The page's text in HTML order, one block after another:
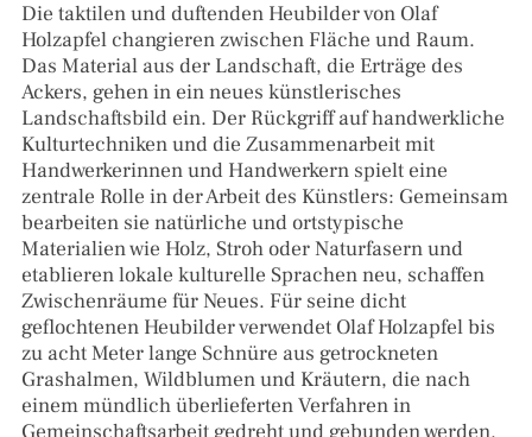
Die taktilen und duftenden Heubilder von Olaf
Holzapfel changieren zwischen Fläche und Raum.
Das Material aus der Landschaft, die Erträge des
Ackers, gehen in ein neues künstlerisches
Landschaftsbild ein. Der Rückgriff auf handwerkliche
Kulturtechniken und die Zusammenarbeit mit
Handwerkerinnen und Handwerkern spielt eine
zentrale Rolle in der Arbeit des Künstlers: Gemeinsam
bearbeiten sie natürliche und ortstypische
Materialien wie Holz, Stroh oder Naturfasern und
etablieren lokale kulturelle Sprachen neu, schaffen
Zwischenräume für Neues. Für seine dicht
geflochtenen Heubilder verwendet Olaf Holzapfel bis
zu acht Meter lange Schnüre aus getrockneten
Grashalmen, Wildblumen und Kräutern, die nach
einem mündlich überlieferten Verfahren in